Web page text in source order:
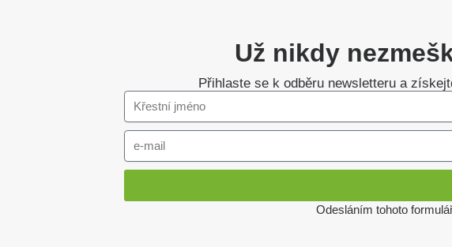
Už nikdy
Přihlaste se k odběru newsletteru a
Odesláním tohoto